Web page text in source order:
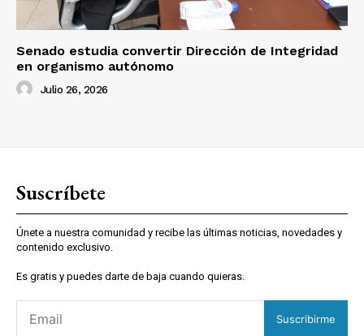
Senado estudia convertir Dirección de Integridad
en organismo autónomo
Julio 26, 2026
Suscríbete
Únete a nuestra comunidad y recibe las últimas noticias, novedades y
contenido exclusivo.
Es gratis y puedes darte de baja cuando quieras.
Suscribirme